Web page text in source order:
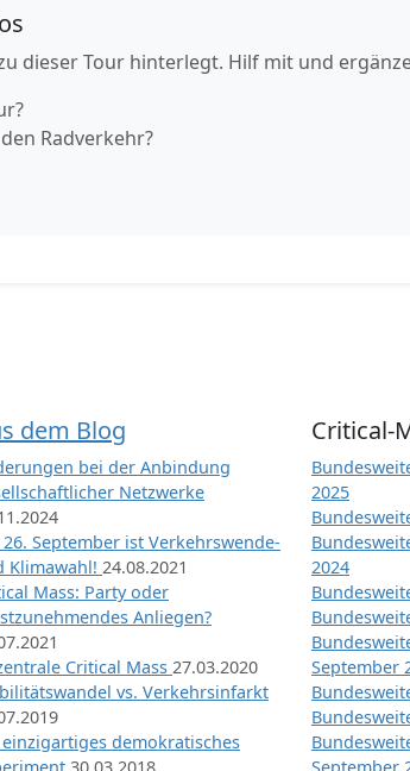
dieser Tour hinterlegt. Hilf mit und
Radverkehr?
dem Blog
bei der Anbindung
Netzwerke
26. September ist Verkehrswende-
Klimawahl! 24.08.2021
Mass: Party oder
Anliegen?
Critical Mass 27.03.2020
vs. Verkehrsinfarkt
einzigartiges demokratisches
Critical-
2025
2024
September